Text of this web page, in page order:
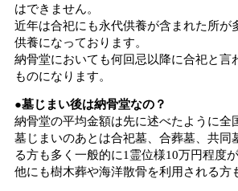
はできません。
近年は合祀にも永代供養が含まれた所が
供養になっております。
納骨堂においても何回忌以降に合祀と言
ものになります。
●墓じまい後は納骨堂なの？
納骨堂の平均金額は先に述べたように全
墓じまいのあとは合祀墓、合葬墓、共同
る方も多く一般的に1霊位様10万円程度
他にも樹木葬や海洋散骨を利用される方